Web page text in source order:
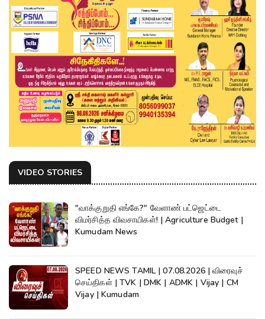
VIDEO STORIES
"வாக்குறுதி எங்கே?" வேளாண் பட்ஜெட்டை
விமர்சித்த விவசாயிகள்! | Agriculture Budget |
Kumudam News
SPEED NEWS TAMIL | 07.08.2026 | விரைவுச்
செய்திகள் | TVK | DMK | ADMK | Vijay | CM
Vijay | Kumudam